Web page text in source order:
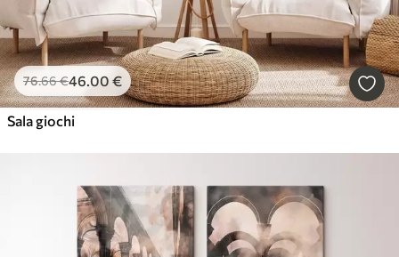
76.66€46.00 €
Sala giochi